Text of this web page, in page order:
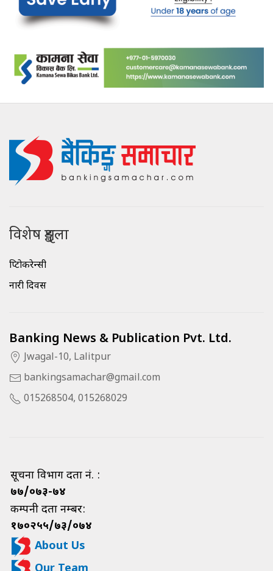
विशेष शृङ्खला
क्रिप्टोकरेन्सी
नारी दिवस
Banking News & Publication Pvt. Ltd.
Jwagal-10, Lalitpur
bankingsamachar@gmail.com
015268504, 015268029
सूचना विभाग दर्ता नं. :
७७/०७३-७४
कम्पनी दर्ता नम्बर:
१७०२५५/७३/०७४
About Us